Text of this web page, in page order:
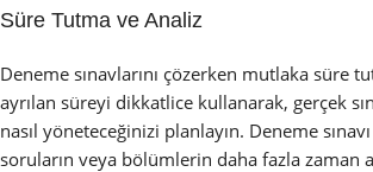
Süre Tutma ve Analiz
Deneme sınavlarını çözerken mutlaka süre
ayrılan süreyi dikkatlice kullanarak, gerçek
nasıl yöneteceğinizi planlayın. Deneme
soruların veya bölümlerin daha fazla zaman